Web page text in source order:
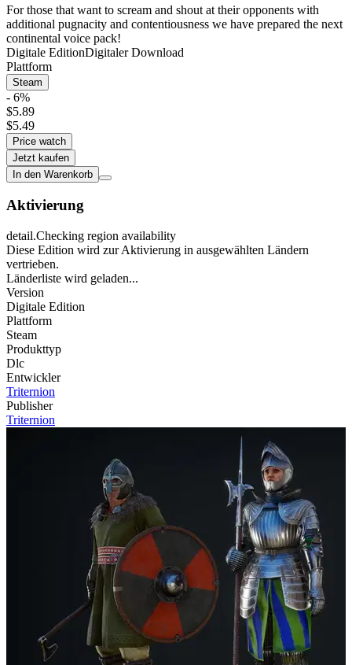
For those that want to scream and shout at their opponents with
additional pugnacity and contentiousness we have prepared the next
continental voice pack!
Digitale EditionDigitaler Download
Plattform
Steam
- 6%
$5.89
$5.49
Price watch
Jetzt kaufen
In den Warenkorb
Aktivierung
detail.Checking region availability
Diese Edition wird zur Aktivierung in ausgewählten Ländern
vertrieben.
Länderliste wird geladen...
Version
Digitale Edition
Plattform
Steam
Produkttyp
Dlc
Entwickler
Triternion
Publisher
Triternion